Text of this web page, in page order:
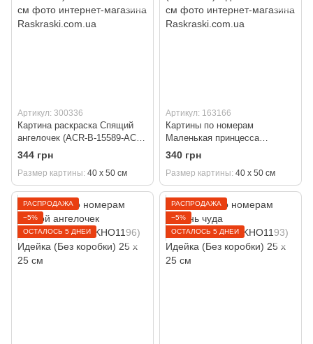
Артикул: 300336
Картина раскраска Спящий
ангелочек (ACR-B-15589-AC)
ArtCraft 40 х 50 см
344 грн
Размер картины 40 х 50 см
Артикул: 163166
Картины по номерам
Маленькая принцесса
(KH2324) Идейка 40 х 50 см
340 грн
Размер картины 40 х 50 см
РАСПРОДАЖА
−5%
ОСТАЛОСЬ 5 ДНЕЙ
РАСПРОДАЖА
−5%
ОСТАЛОСЬ 5 ДНЕЙ